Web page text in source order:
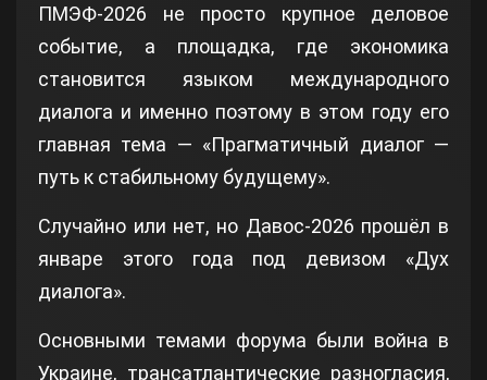
ПМЭФ-2026 не просто крупное деловое
событие, а площадка, где экономика
становится языком международного
диалога и именно поэтому в этом году его
главная тема — «Прагматичный диалог —
путь к стабильному будущему».
Случайно или нет, но Давос-2026 прошёл в
январе этого года под девизом «Дух
диалога».
Основными темами форума были война в
Украине, трансатлантические разногласия,